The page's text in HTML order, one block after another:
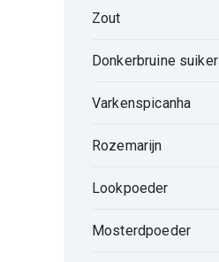
Zout
Donkerbruine suiker
Varkenspicanha
Rozemarijn
Lookpoeder
Mosterdpoeder